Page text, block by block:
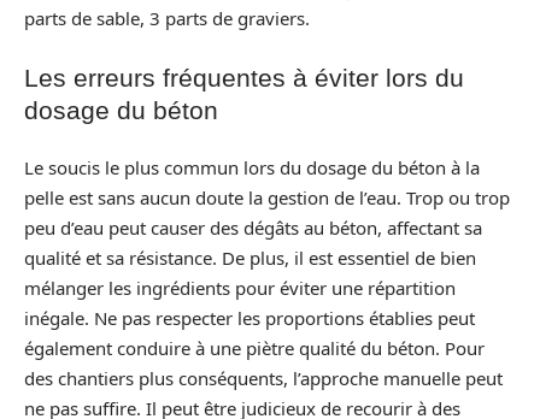
parts de sable, 3 parts de graviers.
Les erreurs fréquentes à éviter lors du
dosage du béton
Le soucis le plus commun lors du dosage du béton à la
pelle est sans aucun doute la gestion de l’eau. Trop ou trop
peu d’eau peut causer des dégâts au béton, affectant sa
qualité et sa résistance. De plus, il est essentiel de bien
mélanger les ingrédients pour éviter une répartition
inégale. Ne pas respecter les proportions établies peut
également conduire à une piètre qualité du béton. Pour
des chantiers plus conséquents, l’approche manuelle peut
ne pas suffire. Il peut être judicieux de recourir à des